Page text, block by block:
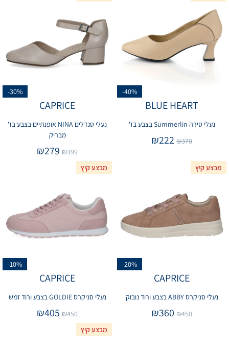
-40%
BLUE HEART
נעלי סירה Summerlin בצבע בז'
₪370
₪222
-30%
CAPRICE
נעלי סנדלים NINA אופנתיים בצבע בז'
מבריק
₪399
₪279
מבצע קיץ
-20%
CAPRICE
נעלי סניקרס ABBY בצבע ורוד נובוק
₪450
₪360
מבצע קיץ
-10%
CAPRICE
נעלי סניקרס GOLDIE בצבע ורוד זמש
₪450
₪405
מבצע קיץ